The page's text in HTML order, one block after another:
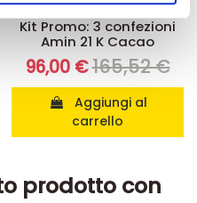
potrebbero combinarle
loro o che hanno
servizi.
Kit dimagranti - Diete rapide
Kit Promo: 3 confezioni
Amin 21 K Cacao
96,00 €165,52 €
carrello
prodotto con